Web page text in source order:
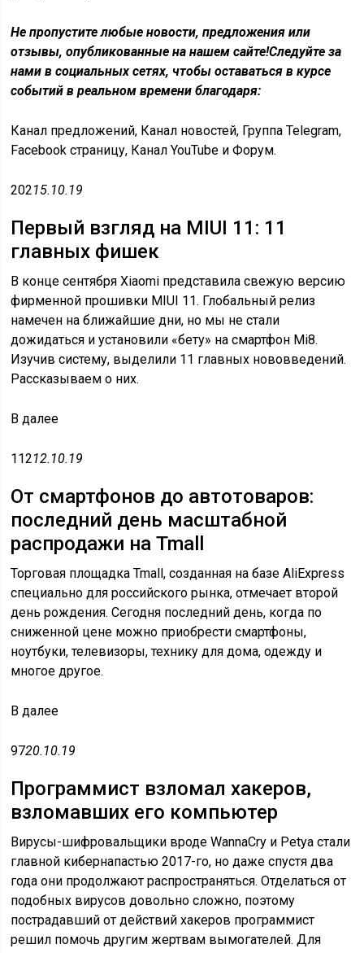
Не пропустите любые новости, предложения или
отзывы, опубликованные на нашем сайте!Следуйте за
нами в социальных сетях, чтобы оставаться в курсе
событий в реальном времени благодаря:
Канал предложений, Канал новостей, Группа Telegram,
Facebook страницу, Канал YouTube и Форум.
20215.10.19
Первый взгляд на MIUI 11: 11
главных фишек
В конце сентября Xiaomi представила свежую версию
фирменной прошивки MIUI 11. Глобальный релиз
намечен на ближайшие дни, но мы не стали
дожидаться и установили «бету» на смартфон Mi8.
Изучив систему, выделили 11 главных нововведений.
Рассказываем о них.
Вдалее
11212.10.19
От смартфонов до автотоваров:
последний день масштабной
распродажи на Tmall
Торговая площадка Tmall, созданная на базе AliExpress
специально для российского рынка, отмечает второй
день рождения. Сегодня последний день, когда по
сниженной цене можно приобрести смартфоны,
ноутбуки, телевизоры, технику для дома, одежду и
многое другое.
Вдалее
9720.10.19
Программист взломал хакеров,
взломавших его компьютер
Вирусы-шифровальщики вроде WannaCry и Petya стали
главной кибернапастью 2017-го, но даже спустя два
года они продолжают распространяться. Отделаться от
подобных вирусов довольно сложно, поэтому
пострадавший от действий хакеров программист
решил помочь другим жертвам вымогателей. Для